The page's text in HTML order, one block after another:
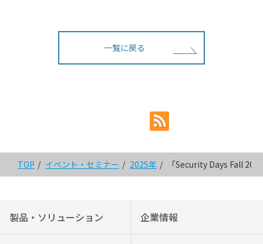
一覧に戻る
TOP イベント・セミナー 2025年 「Security Days Fall
製品・ソリューション 企業情報